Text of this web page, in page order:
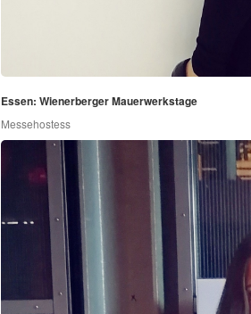
Essen: Wienerberger Mauerwerkstage
Messehostess